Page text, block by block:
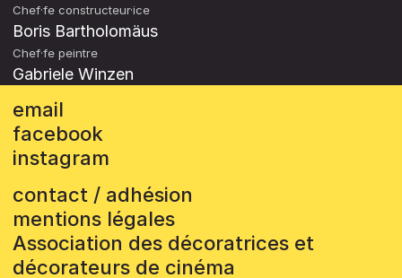
Chef·fe constructeur·ice
Boris Bartholomäus
Chef·fe peintre
Gabriele Winzen
email
facebook
instagram
contact / adhésion
mentions légales
Association des décoratrices et
décorateurs de cinéma